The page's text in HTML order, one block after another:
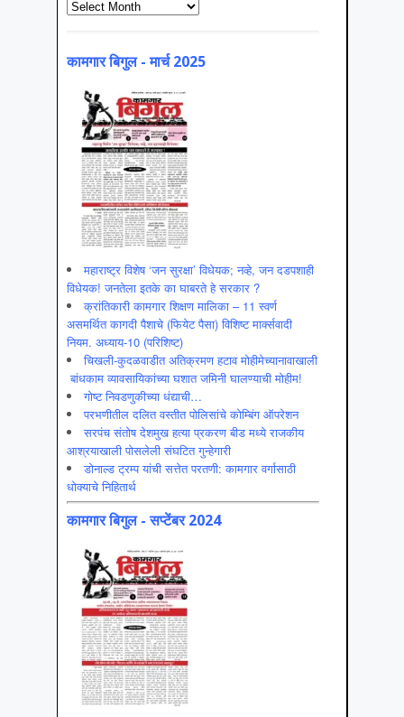
Archives
कामगार बिगुल - मार्च 2025
महाराष्ट्र विशेष ‘जन सुरक्षा’ विधेयक; नव्हे, जन दडपशाही
विधेयक! जनतेला इतके का घाबरते हे सरकार ?
क्रांतिकारी कामगार शिक्षण मालिका – 11 स्वर्ण
असमर्थित कागदी पैशाचे (फियेट पैसा) विशिष्ट मार्क्सवादी
नियम. अध्याय-10 (परिशिष्ट)
चिखली-कुदळवाडीत अतिक्रमण हटाव मोहीमेच्यानावाखाली
बांधकाम व्यावसायिकांच्या घशात जमिनी घालण्याची मोहीम!
गोष्ट निवडणुकीच्या धंद्याची…
परभणीतील दलित वस्तीत पोलिसांचे कोम्बिंग ऑपरेशन
सरपंच संतोष देशमुख हत्या प्रकरण बीड मध्ये राजकीय
आश्रयाखाली पोसलेली संघटित गुन्हेगारी
डोनाल्ड ट्रम्प यांची सत्तेत परतणी: कामगार वर्गासाठी
धोक्याचे निहितार्थ
कामगार बिगुल - सप्टेंबर 2024